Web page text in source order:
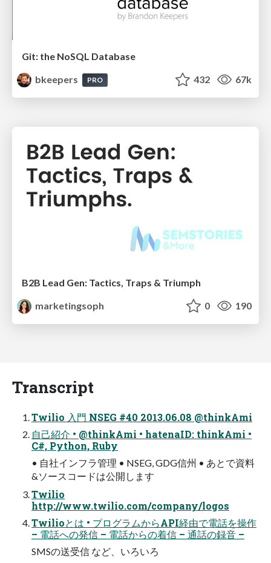
Git: the NoSQL Database
bkeepers
PRO 432 67k
B2B Lead Gen: Tactics, Traps & Triumph
marketingsoph
0 190
Transcript
Twilio 入門 NSEG #40 2013.06.08 @thinkAmi
自己紹介 • @thinkAmi • hatenaID: thinkAmi •
C#, Python, Ruby
• 自社インフラ管理 • NSEG, GDG信州 • あとで資料
&ソースコードは公開します
Twilio
http://www.twilio.com/company/logos
Twilioとは • プログラムからAPI経由で電話を操作
– 電話への発信 – 電話からの着信 – 通話の録音 –
SMSの送受信 など、いろいろ